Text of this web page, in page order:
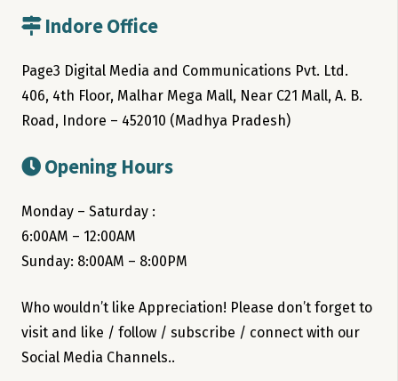
Indore Office
Page3 Digital Media and Communications Pvt. Ltd.
406, 4th Floor, Malhar Mega Mall, Near C21 Mall, A. B.
Road, Indore – 452010 (Madhya Pradesh)
Opening Hours
Monday – Saturday :
6:00AM – 12:00AM
Sunday: 8:00AM – 8:00PM
Who wouldn’t like Appreciation! Please don’t forget to
visit and like / follow / subscribe / connect with our
Social Media Channels..